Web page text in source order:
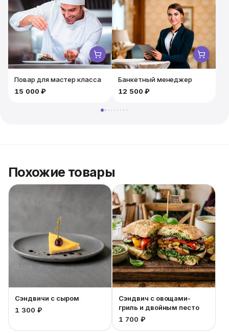
приборов - просто возьмите и наслаждайтесь!
Отличный выбор для бизнес‑ланча, встречи с
партнёрами или корпоративного мероприятия.
Повар для мастер класса
15 000 ₽
Банкетный менеджер
12 500 ₽
Похожие товары
Сэндвичи с сыром
1 300 ₽
Сэндвич с овощами-
гриль и двойным песто
1 700 ₽